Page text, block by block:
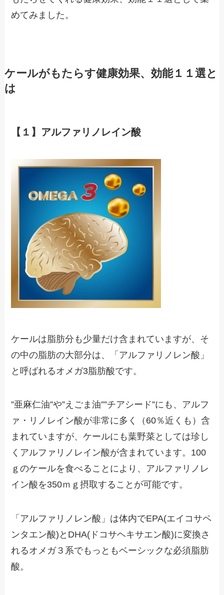
めてみました。
ケールがもたらす健康効果、効能１１選と
は
【１】アルファリノレイン酸
ケールは脂肪分も少量だけ含まれていますが、そ
の中の脂肪の大部分は、「アルファリノレン酸」
と呼ばれるオメガ3脂肪酸です。
”亜麻仁油”や”えごま油””チアシード”にも、アルフ
ァ・リノレイン酸が非常に多く（60％近くも）含
まれていますが、ケールにも葉野菜としては珍し
くアルファリノレイン酸が含まれています。100
ｇのケールを食べることにより、アルファリノレ
イン酸を350ｍｇ摂取することが可能です。
「アルファリノレン酸」は体内でEPA(エイコサペ
ンタエン酸)とDHA(ドコサヘキサエン酸)に変換さ
れるオメガ３系でもっともベーシックな必須脂肪
酸。